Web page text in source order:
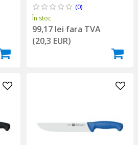
(0)
În stoc
99,17 lei fara TVA
(20,3 EUR)